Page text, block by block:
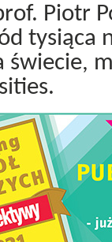
Piotr
tysiąca
świecie,